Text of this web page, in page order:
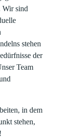
Wir sind
stehen
der
Team
in dem
stehen,